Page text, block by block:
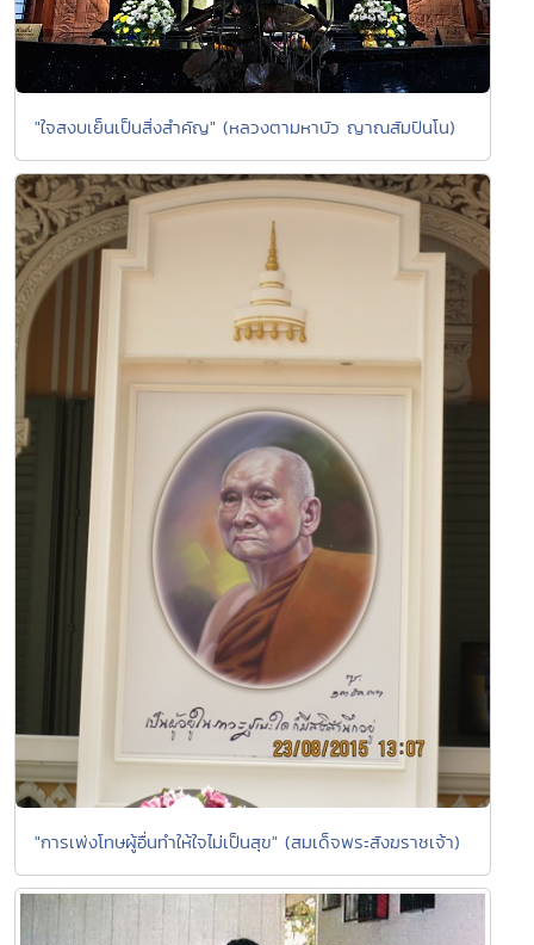
"ใจสงบเย็นเป็นสิ่งสำคัญ" (หลวงตามหาบัว ญาณสัมปันโน)
"การเพ่งโทษผู้อื่นทำให้ใจไม่เป็นสุข" (สมเด็จพระสังฆราชเจ้า)